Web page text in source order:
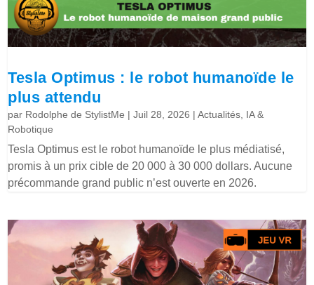
Tesla Optimus : le robot humanoïde le
plus attendu
par Rodolphe de StylistMe |Juil 28, 2026 |Actualités IA &
Robotique
Tesla Optimus est le robot humanoïde le plus médiatisé,
promis à un prix cible de 20 000 à 30 000 dollars. Aucune
précommande grand public n’est ouverte en 2026.